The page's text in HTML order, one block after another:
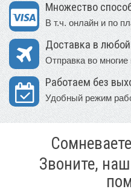
Множество
В т.ч. онлайн и по
Доставка в
Отправка во
Работаем без
Удобный режим
Звоните,